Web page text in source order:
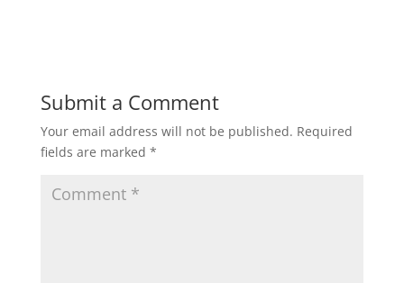
Submit a Comment
Your email address will not be published. Required
fields are marked *